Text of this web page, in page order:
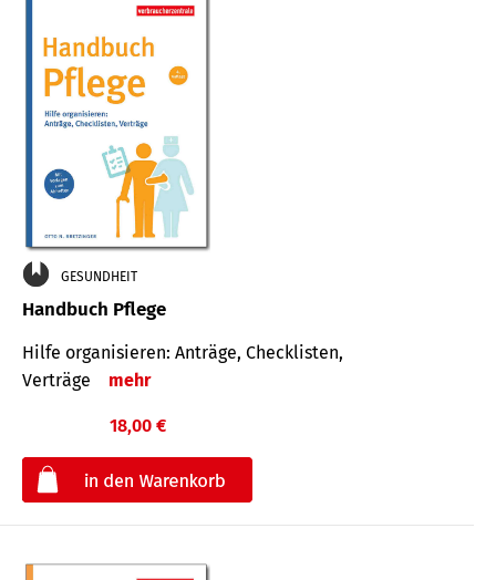
GESUNDHEIT
Handbuch Pflege
Hilfe organisieren: Anträge, Checklisten,
Verträge
mehr
18,00 €